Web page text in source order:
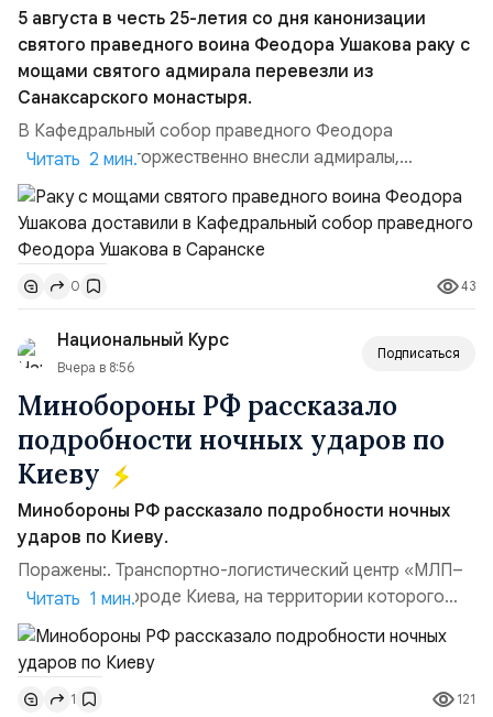
5 августа в честь 25-летия со дня канонизации
святого праведного воина Феодора Ушакова раку с
мощами святого адмирала перевезли из
Санаксарского монастыря.
В Кафедральный собор праведного Феодора
Ушакова раку торжественно внесли адмиралы,
участвовавшие в канонизации святого праведного
воина Феодора Ушакова 25 лет назад:Адмирал
Владимир Прокофьевич Валуев, командующий
Балтийским флотом ВМФ России (2001–2006
гг.);Адмирал Владимир Петрович Комоедов,
командующий Черноморским флотом ВМФ России
(1998–2002 г...
Читать 2 мин.
0 43
Национальный Курс
Вчера в 8:56
Подписаться
Минобороны РФ рассказало
подробности ночных ударов по
Киеву
Минобороны РФ рассказало подробности ночных
ударов по Киеву.
Поражены:. Транспортно-логистический центр «МЛП–
Чайка» в пригороде Киева, на территории которого
осуществлялось хранение, сборка а также запуск с
прилегающего полевого аэродром «Чайка»
дальнобойных БПЛА ВСУ; Складские помещения
«Транс-Логистик» в Оболонском районе г. Киев,
Читать 1 мин.
1 121